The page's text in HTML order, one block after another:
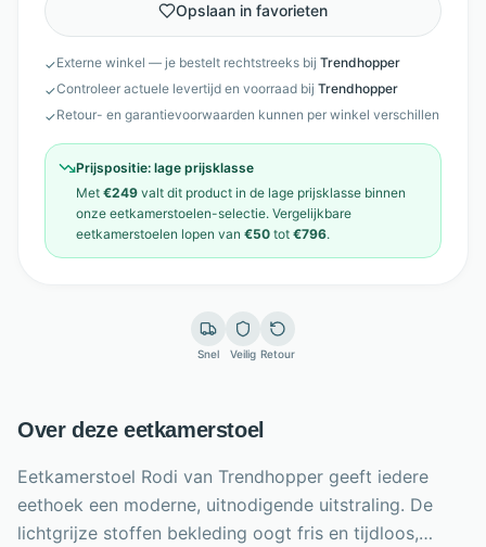
Opslaan in favorieten
✓Externe winkel — je bestelt rechtstreeks bij Trendhopper
✓Controleer actuele levertijd en voorraad bij Trendhopper
✓Retour- en garantievoorwaarden kunnen per winkel verschillen
Prijspositie: lage prijsklasse
Met €249 valt dit product in de lage prijsklasse binnen
onze eetkamerstoelen-selectie. Vergelijkbare
eetkamerstoelen lopen van €50 tot €796.
Snel Veilig Retour
Over deze eetkamerstoel
Eetkamerstoel Rodi van Trendhopper geeft iedere
eethoek een moderne, uitnodigende uitstraling. De
lichtgrijze stoffen bekleding oogt fris en tijdloos,